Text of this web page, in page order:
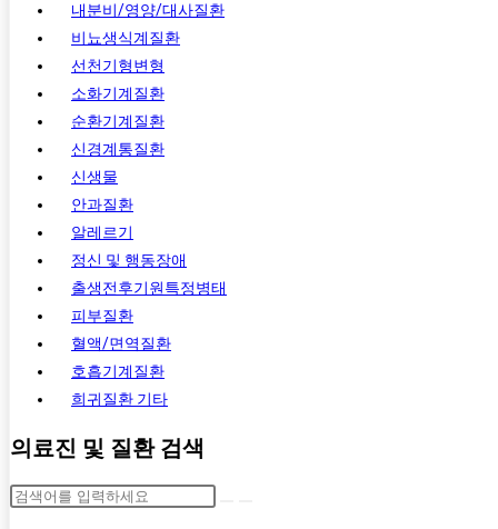
내분비/영양/대사질환
비뇨생식계질환
선천기형변형
소화기계질환
순환기계질환
신경계통질환
신생물
안과질환
알레르기
정신 및 행동장애
출생전후기원특정병태
피부질환
혈액/면역질환
호흡기계질환
희귀질환 기타
의료진 및 질환 검색